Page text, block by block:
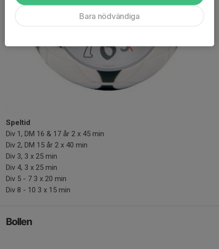
Speltid
Div 1, DM 16 & 17 år 2 x 45 min
Div 2, DM 15 år 2 x 40 min
Div 3, 3 x 25 min
Div 4, 3 x 25 min
Div 5 - 7 3 x 20 min
Div 8 - 10 3 x 15 min
Bollen
Bara nödvändiga